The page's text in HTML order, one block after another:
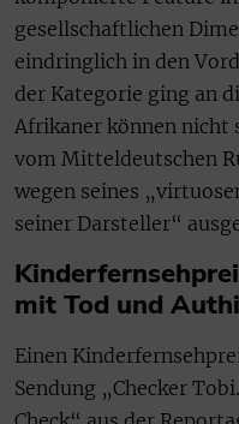
gesellschaftlichen
eindringlich in den
der Kategorie ging an
Afrikaner können nicht
vom Mitteldeutschen
wegen seines
seiner Darsteller“
mit Tod und
Einen
Sendung „Checker